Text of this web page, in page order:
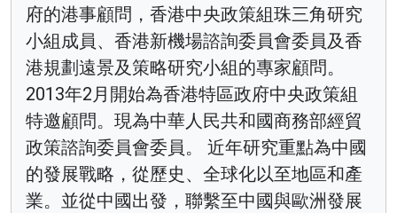
府的港事顧問，香港中央政策組珠三角研究
小組成員、香港新機場諮詢委員會委員及香
港規劃遠景及策略研究小組的專家顧問。
2013年2月開始為香港特區政府中央政策組
特邀顧問。現為中華人民共和國商務部經貿
政策諮詢委員會委員。 近年研究重點為中國
的發展戰略，從歷史、全球化以至地區和產
業。並從中國出發，聯繫至中國與歐洲發展